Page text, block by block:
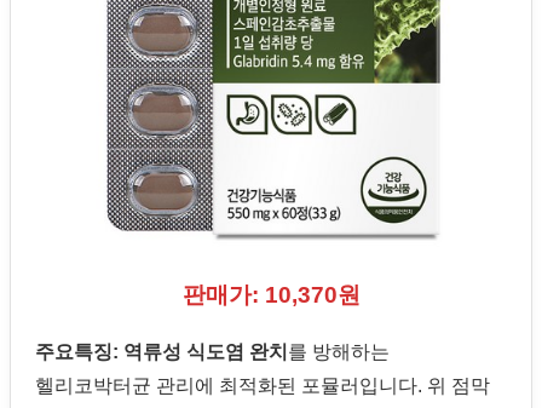
판매가: 10,370원
주요특징: 역류성 식도염 완치 를 방해하는
헬리코박터균 관리에 최적화된 포뮬러입니다. 위 점막